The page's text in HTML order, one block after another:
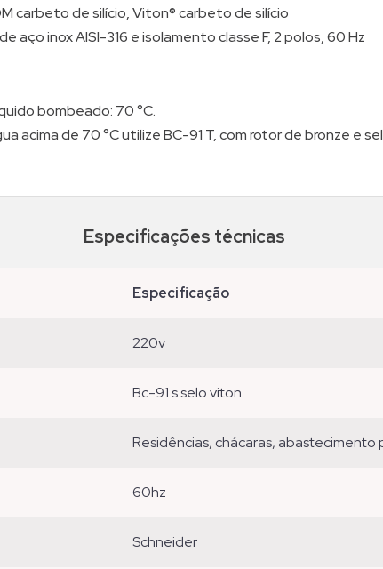
carbeto de silício, Viton® carbeto de silício
aço inox AISI-316 e isolamento classe F, 2 polos, 60 Hz
bombeado: 70 °C.
acima de 70 °C utilize BC-91 T, com rotor de bronze e
Especificações técnicas
especificação
220v
bc-91 s selo viton
residências, chácaras, abastecimento
60hz
schneider